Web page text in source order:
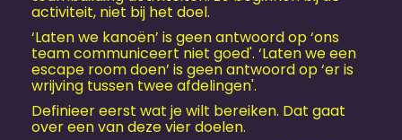
activiteit, niet bij het doel.
‘Laten we kanoën’ is geen antwoord op ‘ons
team communiceert niet goed'. ‘Laten we een
escape room doen’ is geen antwoord op ‘er is
wrijving tussen twee afdelingen'.
Definieer eerst wat je wilt bereiken. Dat gaat
over een van deze vier doelen.